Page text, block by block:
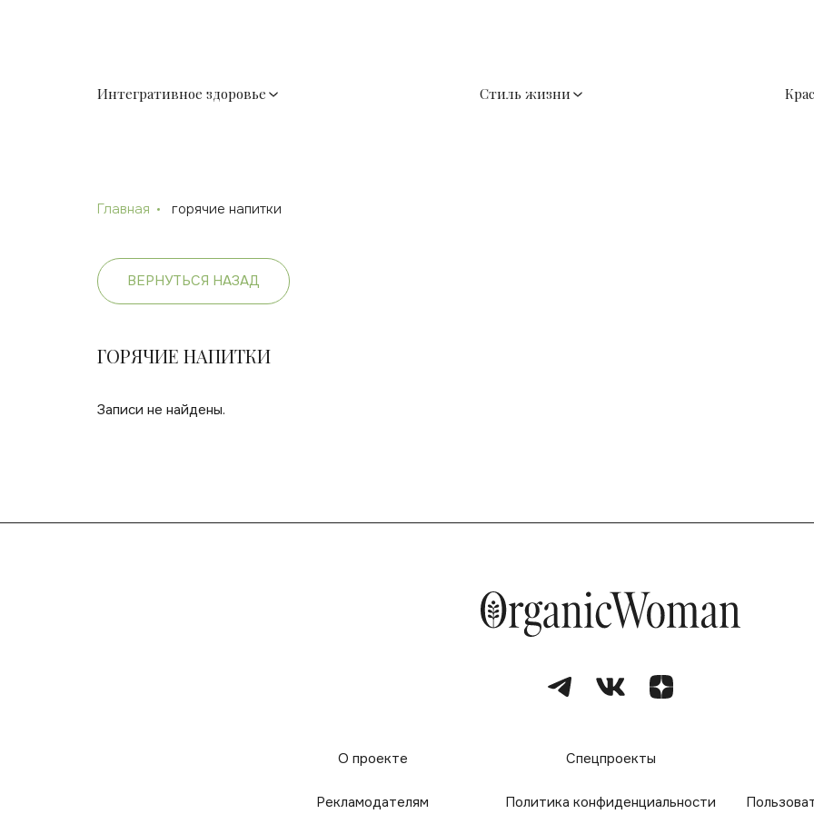
Интегративное здоровье Стиль жизни
Главная горячие напитки
ВЕРНУТЬСЯ НАЗАД
ГОРЯЧИЕ НАПИТКИ
Записи не найдены.
О проекте Спецпроекты
Рекламодателям Политика конфиденциальности